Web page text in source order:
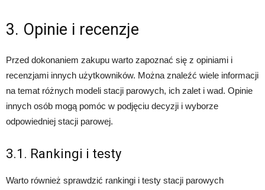
3. Opinie i recenzje
Przed dokonaniem zakupu warto zapoznać się z opiniami i
recenzjami innych użytkowników. Można znaleźć wiele informacji
na temat różnych modeli stacji parowych, ich zalet i wad. Opinie
innych osób mogą pomóc w podjęciu decyzji i wyborze
odpowiedniej stacji parowej.
3.1. Rankingi i testy
Warto również sprawdzić rankingi i testy stacji parowych